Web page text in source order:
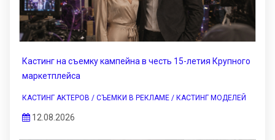
Кастинг на съемку кампейна в честь 15-летия Крупного
маркетплейса
КАСТИНГ АКТЕРОВ / СЪЕМКИ В РЕКЛАМЕ / КАСТИНГ МОДЕЛЕЙ
12.08.2026